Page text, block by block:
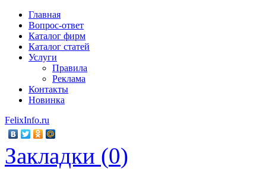
Главная
Вопрос-ответ
Каталог фирм
Каталог статей
Услуги
Правила
Реклама
Контакты
Новинка
FelixInfo.ru
Закладки (0)